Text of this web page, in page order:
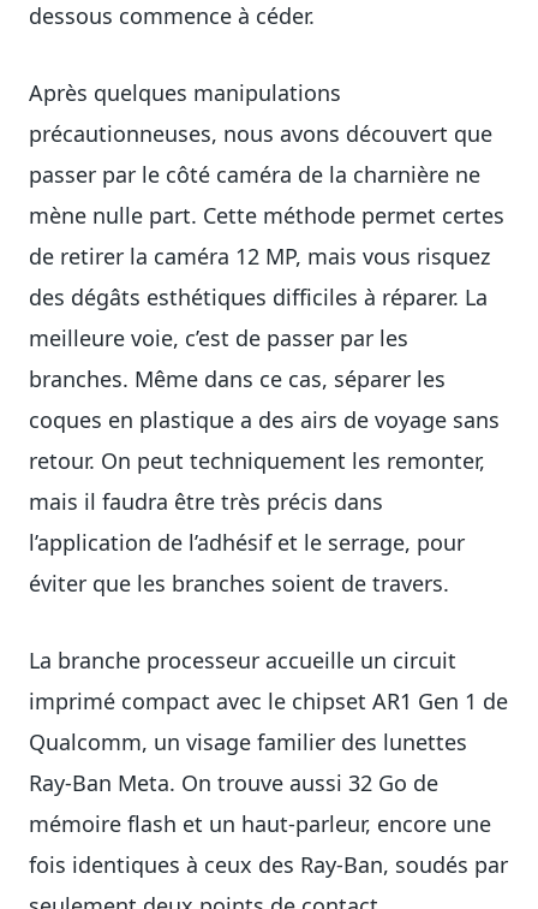
dessous commence à céder.
Après quelques manipulations
précautionneuses, nous avons découvert que
passer par le côté caméra de la charnière ne
mène nulle part. Cette méthode permet certes
de retirer la caméra 12 MP, mais vous risquez
des dégâts esthétiques difficiles à réparer. La
meilleure voie, c’est de passer par les
branches. Même dans ce cas, séparer les
coques en plastique a des airs de voyage sans
retour. On peut techniquement les remonter,
mais il faudra être très précis dans
l’application de l’adhésif et le serrage, pour
éviter que les branches soient de travers.
La branche processeur accueille un circuit
imprimé compact avec le chipset AR1 Gen 1 de
Qualcomm, un visage familier des lunettes
Ray-Ban Meta. On trouve aussi 32 Go de
mémoire flash et un haut-parleur, encore une
fois identiques à ceux des Ray-Ban, soudés par